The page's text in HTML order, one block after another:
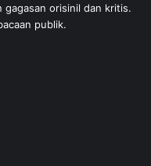
gagasan orisinil dan kritis.
publik.